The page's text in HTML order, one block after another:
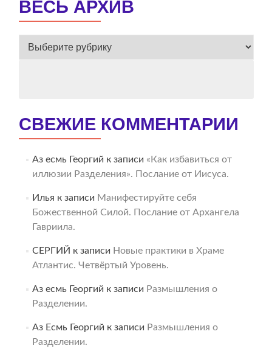
ВЕСЬ АРХИВ
ВЕСЬ
СВЕЖИЕ КОММЕНТАРИИ
Аз есмь Георгий к записи «Как избавиться от
иллюзии Разделения». Послание от Иисуса.
Илья к записи Манифестируйте себя
Божественной Силой. Послание от Архангела
Гавриила.
СЕРГИЙ к записи Новые практики в Храме
Атлантис. Четвёртый Уровень.
Аз есмь Георгий к записи Размышления о
Разделении.
Аз Есмь Георгий к записи Размышления о
Разделении.